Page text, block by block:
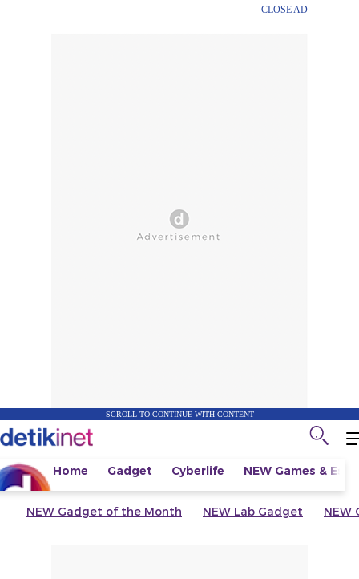
CLOSE AD
SCROLL TO CONTINUE WITH CONTENT
Home Gadget Cyberlife NEW Games &
NEW Gadget of the Month NEW Lab Gadget NEW